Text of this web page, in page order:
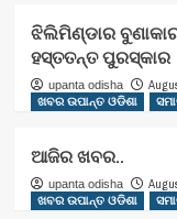
ଝିଲିମିଣ୍ଡାର
ହସ୍ତତନ୍ତ ପୁରସ୍କାର
upanta odisha
ଖବର ଉପାନ୍ତ ଓଡିଶା
ଆଜିର ଖବର..
upanta odisha
ଖବର ଉପାନ୍ତ ଓଡିଶା